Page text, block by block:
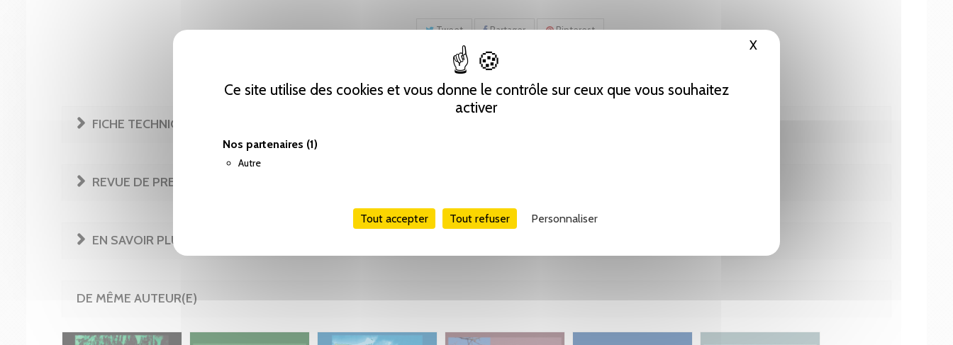
Ce site utilise des cookies et vous donne le contrôle sur ceux que vous souhaitez
activer
Nos partenaires (1)
Autre
Tout accepter Tout refuser Personnaliser
X Masquer le bandeau des cookies
Tweet Partager Pinterest
FICHE TECHNIQUE
REVUE DE PRESSE
EN SAVOIR PLUS
DE MÊME AUTEUR(E)